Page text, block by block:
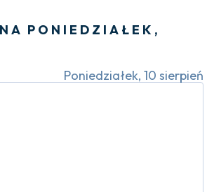
PONIEDZIAŁEK,
Poniedziałek, 10 sierpień